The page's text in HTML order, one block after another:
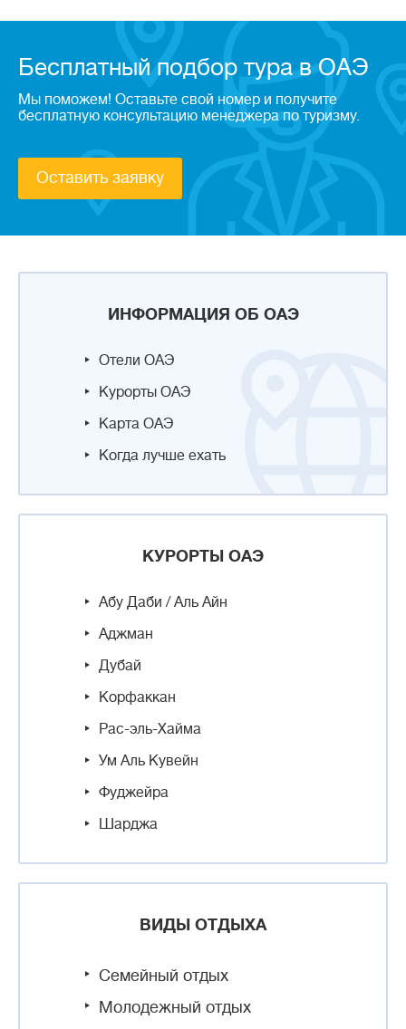
ИНФОРМАЦИЯ ОБ ОАЭ
Отели ОАЭ
Курорты ОАЭ
Карта ОАЭ
Когда лучше ехать
КУРОРТЫ ОАЭ
Абу Даби / Аль Айн
Аджман
Дубай
Корфаккан
Рас-эль-Хайма
Ум Аль Кувейн
Фуджейра
Шарджа
ВИДЫ ОТДЫХА
Семейный отдых
Молодежный отдых
Бесплатный подбор тура в ОАЭ
Мы поможем! Оставьте свой номер и получите
бесплатную консультацию менеджера по туризму.
Оставить заявку